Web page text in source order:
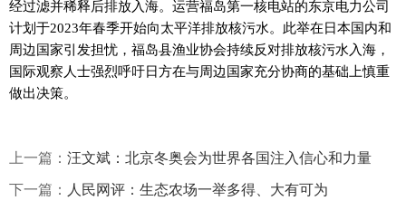
经过滤并稀释后排放入海。运营福岛第一核电站的东京电力公司
计划于2023年春季开始向太平洋排放核污水。此举在日本国内和
周边国家引发担忧，福岛县渔业协会持续反对排放核污水入海，
国际观察人士强烈呼吁日方在与周边国家充分协商的基础上慎重
做出决策。
上一篇： 汪文斌：北京冬奥会为世界各国注入信心和力量
下一篇： 人民网评：生态农场一举多得、大有可为